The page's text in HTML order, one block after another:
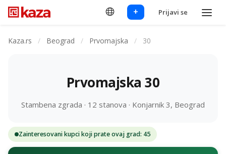
+ Prijavi se
Kaza.rs / Beograd / Prvomajska / 30
Prvomajska 30
Stambena zgrada · 12 stanova · Konjarnik 3, Beograd
Zainteresovani kupci koji prate ovaj grad: 45